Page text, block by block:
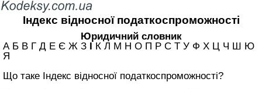
Індекс відносної податкоспроможності
Юридичний словник
А Б В Г Д Е Є Ж З І К Л М Н О П Р С Т У Ф Х Ц Ч Ш Ю
Я
Що таке Індекс відносної податкоспроможності?